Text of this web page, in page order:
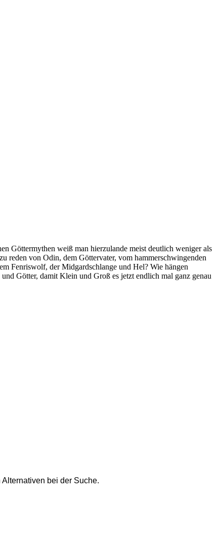
Göttermythen weiß man hierzulande meist deutlich weniger als
reden von Odin, dem Göttervater, vom hammerschwingenden
Fenriswolf, der Midgardschlange und Hel? Wie hängen
Götter, damit Klein und Groß es jetzt endlich mal ganz genau
bei der Suche.